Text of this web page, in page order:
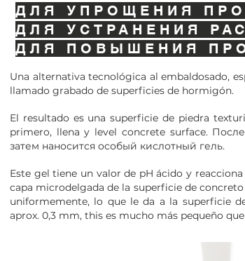
ДЛЯ УПРОЩЕНИЯ
ДЛЯ УСТРАНЕНИЯ
ДЛЯ ПОВЫШЕНИЯ
Una alternativa tecnológica al embaldosado,
llamado grabado de superficies de hormigón.
El resultado es una superficie de piedra
primero, llena y level concrete surface.
затем наносится особый кислотный гель.
Este gel tiene un valor de pH ácido y
capa microdelgada de la superficie de
uniformemente, lo que le da a la superficie
aprox. 0,3 mm, this es mucho más pequeño